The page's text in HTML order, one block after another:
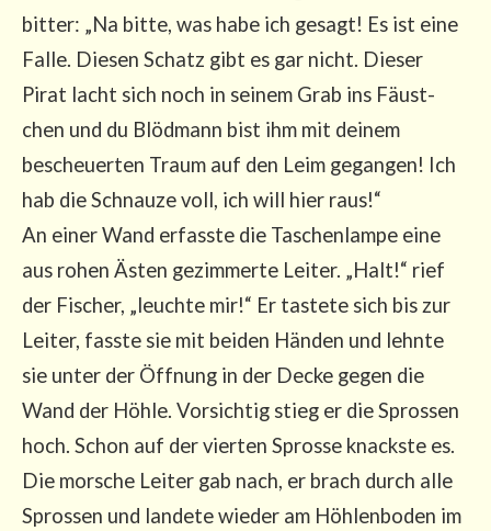
bit­ter: „Na bit­te, was habe ich gesagt! Es ist eine
Fal­le. Die­sen Schatz gibt es gar nicht. Die­ser
Pirat lacht sich noch in sei­nem Grab ins Fäust­
chen und du Blöd­mann bist ihm mit dei­nem
bescheu­er­ten Traum auf den Leim gegan­gen! Ich
hab die Schnau­ze voll, ich will hier raus!“
An einer Wand erfass­te die Taschen­lam­pe eine
aus rohen Ästen gezim­mer­te Lei­ter. „Halt!“ rief
der Fischer, „leuch­te mir!“ Er tas­te­te sich bis zur
Lei­ter, fass­te sie mit bei­den Hän­den und lehn­te
sie unter der Öff­nung in der Decke gegen die
Wand der Höh­le. Vor­sich­tig stieg er die Spros­sen
hoch. Schon auf der vier­ten Spros­se knacks­te es.
Die mor­sche Lei­ter gab nach, er brach durch alle
Spros­sen und lan­de­te wie­der am Höh­len­bo­den im